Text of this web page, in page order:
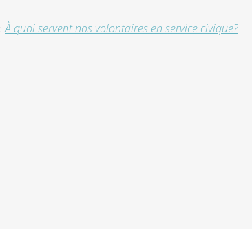
:À quoi servent nos volontaires en service civique?